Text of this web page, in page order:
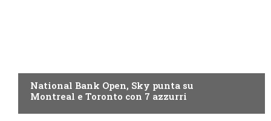
National Bank Open, Sky punta su
Montreal e Toronto con 7 azzurri